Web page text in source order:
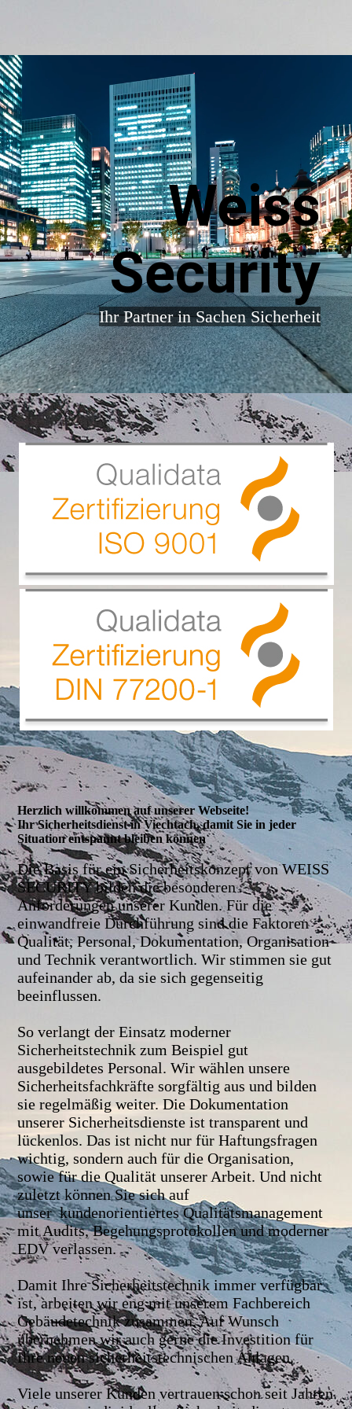
Weiss
Security
Ihr Partner in Sachen Sicherheit
Herzlich willkommen auf unserer Webseite!
Ihr Sicherheitsdienst in Viechtach, damit Sie in jeder
Situation entspannt bleiben können
Die Basis für ein Sicherheitskonzept von WEISS
SECURITY bilden die besonderen
Anforderungen unserer Kunden. Für die
einwandfreie Durchführung sind die Faktoren
Qualität, Personal, Dokumentation, Organisation
und Technik verantwortlich. Wir stimmen sie gut
aufeinander ab, da sie sich gegenseitig
beeinflussen.
So verlangt der Einsatz moderner
Sicherheitstechnik zum Beispiel gut
ausgebildetes Personal. Wir wählen unsere
Sicherheitsfachkräfte sorgfältig aus und bilden
sie regelmäßig weiter. Die Dokumentation
unserer Sicherheitsdienste ist transparent und
lückenlos. Das ist nicht nur für Haftungsfragen
wichtig, sondern auch für die Organisation,
sowie für die Qualität unserer Arbeit. Und nicht
zuletzt können Sie sich auf
unser kundenorientiertes Qualitätsmanagement
mit Audits, Begehungsprotokollen und moderner
EDV verlassen.
Damit Ihre Sicherheitstechnik immer verfügbar
ist, arbeiten wir eng mit unserem Fachbereich
Gebäudetechnik zusammen. Auf Wunsch
übernehmen wir auch gerne die Investition für
Ihre neuen sicherheitstechnischen Anlagen.
Viele unserer Kunden vertrauen schon seit Jahren